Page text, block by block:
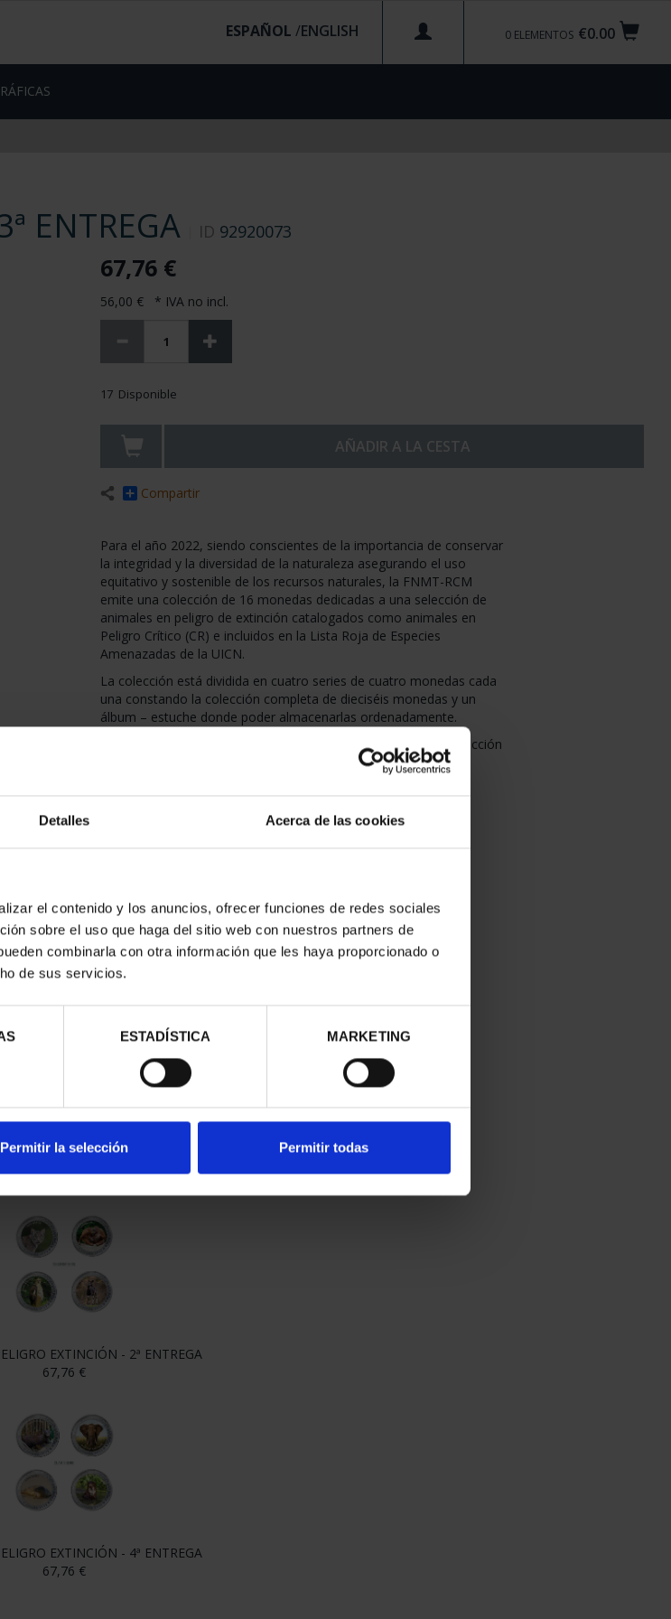
Detalles Acerca de las cookies
el contenido y los anuncios, ofrecer funciones de redes sociales
sobre el uso que haga del sitio web con nuestros partners de
combinarla con otra información que les haya proporcionado o
de sus servicios.
ESTADÍSTICA MARKETING
Permitir la selección Permitir todas
€0.00
0 ELEMENTOS
ESPAÑOL /
ENTREGA ID 92920073
67,76 €
56,00 € * IVA no incl.
17 Disponible
AÑADIR A LA CESTA
Compartir
Para el año 2022, siendo conscientes de la importancia de conservar
la integridad y la diversidad de la naturaleza asegurando el uso
equitativo y sostenible de los recursos naturales, la FNMT-RCM
emite una colección de 16 monedas dedicadas a una selección de
animales en peligro de extinción catalogados como animales en
Peligro Crítico (CR) e incluidos en la Lista Roja de Especies
Amenazadas de la UICN.
La colección está dividida en cuatro series de cuatro monedas cada
una constando la colección completa de dieciséis monedas y un
álbum – estuche donde poder almacenarlas ordenadamente.
En esta tercera serie se incluyen, las cuatro monedas de la colección
que corresponden a los siguientes animales:
GORILA
EXT. ÁLBUM + 4 MONEDAS
67,76 €
EXTINCIÓN - 2ª ENTREGA
67,76 €
EXTINCIÓN - 4ª ENTREGA
67,76 €